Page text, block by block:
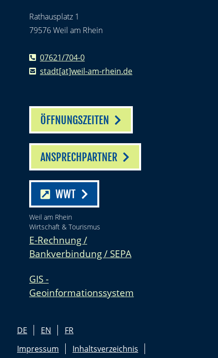
Rathausplatz 1
79576 Weil am Rhein
07621/704-0
stadt[at]weil-am-rhein.de
ÖFFNUNGSZEITEN
ANSPRECHPARTNER
WWT
Weil am Rhein
Wirtschaft & Tourismus
E-Rechnung /
Bankverbindung / SEPA
GIS -
Geoinformationssystem
DE EN
FR
Impressum
Inhaltsverzeichnis